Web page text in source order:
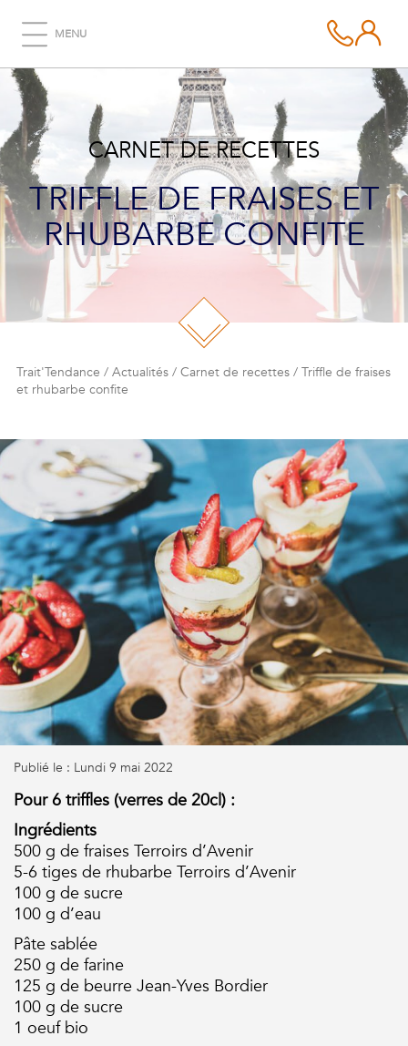
MENU
CARNET DE RECETTES
TRIFFLE DE FRAISES ET
RHUBARBE CONFITE
Trait'Tendance / Actualités / Carnet de recettes / Triffle de fraises
et rhubarbe confite
Publié le : Lundi 9 mai 2022
Pour 6 triffles (verres de 20cl) :
Ingrédients
500 g de fraises Terroirs d’Avenir
5-6 tiges de rhubarbe Terroirs d’Avenir
100 g de sucre
100 g d’eau
Pâte sablée
250 g de farine
125 g de beurre Jean-Yves Bordier
100 g de sucre
1 oeuf bio